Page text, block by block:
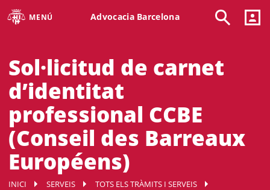
MENÚ Advocacia Barcelona
Sol·licitud de carnet
d’identitat
professional CCBE
(Conseil des Barreaux
Européens)
INICI SERVEIS
TOTS ELS TRÀMITS I SERVEIS